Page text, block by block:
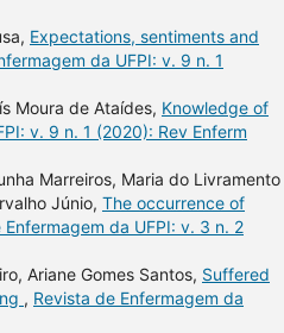
Expectations, sentiments and
da UFPI: v. 9 n. 1
Moura de Ataídes, Knowledge of
v. 9 n. 1 (2020): Rev Enferm
Marreiros, Maria do Livramento
Júnio, The occurrence of
Enfermagem da UFPI: v. 3 n. 2
Ariane Gomes Santos, Suffered
, Revista de Enfermagem da